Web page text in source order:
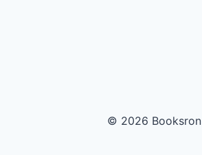
© 2026 Booksron